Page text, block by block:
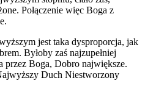
Połączenie więc Boga z
jest taka dysproporcja, jak
Byłoby zaś najzupełniej
przez Boga, Dobro największe.
Duch Niestworzony